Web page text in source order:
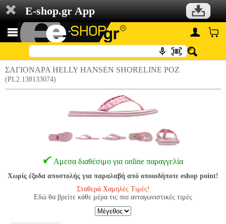
E-shop.gr App
ΣΑΓΙΟΝΑΡΑ HELLY HANSEN SHORELINE ΡΟΖ
(PL2.138133074)
Αμεσα διαθέσιμο για online παραγγελία
Χωρίς έξοδα αποστολής για παραλαβή από οποιοδήποτε eshop point!
Σταθερά Χαμηλές Τιμές!
Εδώ θα βρείτε κάθε μέρα τις πιο ανταγωνιστικές τιμές